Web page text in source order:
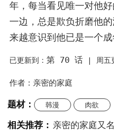
年，每当看见唯一对他
一边，总是欺负折磨他
来越意识到他已是一个
已更新到： 第 70 话| 周
作者：亲密的家庭
题材： 韩漫 肉欲
相关推荐： 亲密的家庭又